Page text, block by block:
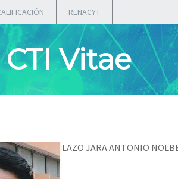
RENACYT
Vitae
LAZO JARA ANTONIO